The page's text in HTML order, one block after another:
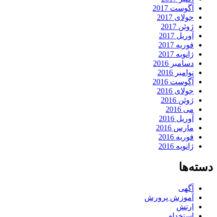
آگوست 2017
جولای 2017
ژوئن 2017
آوریل 2017
فوریه 2017
ژانویه 2017
دسامبر 2016
نوامبر 2016
آگوست 2016
جولای 2016
ژوئن 2016
می 2016
آوریل 2016
مارس 2016
فوریه 2016
ژانویه 2016
دسته‌ها
آگهی
آموزش پرورش
ارتش